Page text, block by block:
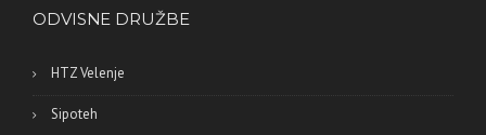
ODVISNE DRUŽBE
HTZ Velenje
Sipoteh